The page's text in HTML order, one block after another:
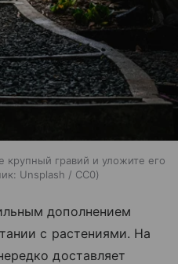
гравий и уложите его
Unsplash / CC0
дополнением
с растениями. На
доставляет